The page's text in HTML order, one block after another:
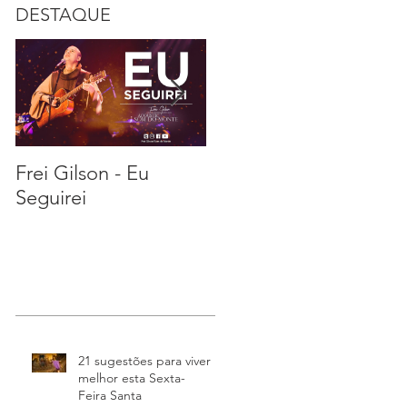
DESTAQUE
Frei Gilson - Eu
Seguirei
21 sugestões para viver
melhor esta Sexta-
Feira Santa